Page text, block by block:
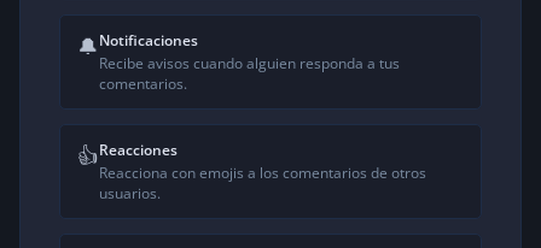
🔔Notificaciones
Recibe avisos cuando alguien responda a tus
comentarios.
👍Reacciones
Reacciona con emojis a los comentarios de otros
usuarios.